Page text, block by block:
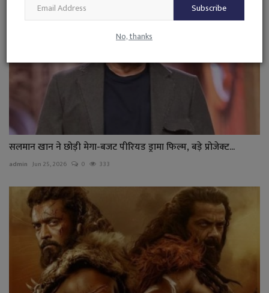
Subscribe
No, thanks
सलमान खान ने छोड़ी मेगा-बजट पीरियड ड्रामा फिल्म, बड़े प्रोजेक्ट...
admin Jun 25, 2026 0 333